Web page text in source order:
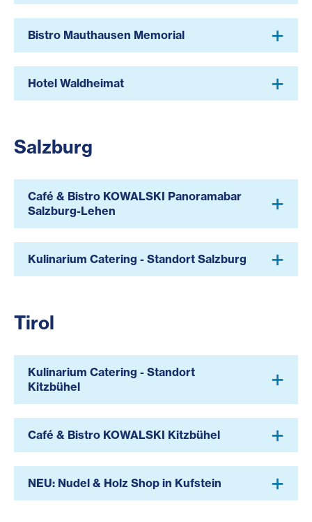
Bistro Mauthausen Memorial
Hotel Waldheimat
Salzburg
Café & Bistro KOWALSKI Panoramabar
Salzburg-Lehen
Kulinarium Catering - Standort Salzburg
Tirol
Kulinarium Catering - Standort
Kitzbühel
Café & Bistro KOWALSKI Kitzbühel
NEU: Nudel & Holz Shop in Kufstein